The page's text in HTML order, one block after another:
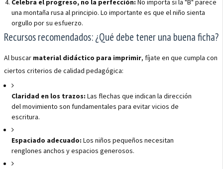
Celebra el progreso, no la perfección: No importa si la "B" parece
una montaña rusa al principio. Lo importante es que el niño sienta
orgullo por su esfuerzo.
Recursos recomendados: ¿Qué debe tener una buena ficha?
Al buscar material didáctico para imprimir, fíjate en que cumpla con
ciertos criterios de calidad pedagógica:
Claridad en los trazos: Las flechas que indican la dirección
del movimiento son fundamentales para evitar vicios de
escritura.
Espaciado adecuado: Los niños pequeños necesitan
renglones anchos y espacios generosos.